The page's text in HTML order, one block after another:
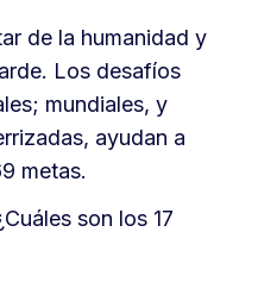
de la humanidad y
Los desafíos
mundiales, y
ayudan a
metas.
son los 17